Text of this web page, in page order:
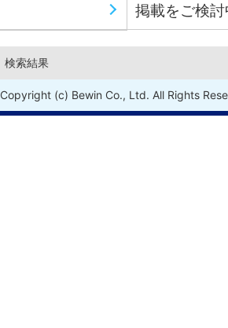
掲載をご検
検索結果
Copyright (c) Bewin Co., Ltd. All Rights